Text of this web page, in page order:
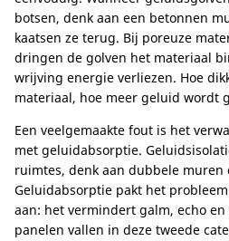
botsen, denk aan een betonnen
kaatsen ze terug. Bij poreuze
dringen de golven het materiaal
wrijving energie verliezen. Hoe
materiaal, hoe meer geluid wordt
Een veelgemaakte fout is het
met geluidabsorptie.
ruimtes, denk aan dubbele muren
Geluidabsorptie pakt het
aan: het vermindert galm, echo en
panelen vallen in deze tweede